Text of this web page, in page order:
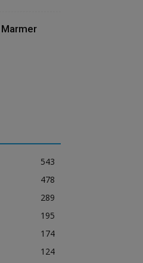
543
478
289
195
174
124